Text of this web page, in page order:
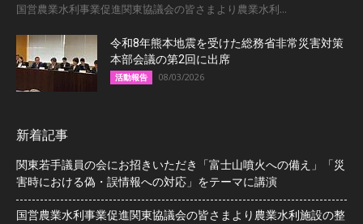
国営農業水利事業促進関東協議会の皆さまより農業水利...
令和8年熊本地震を受けた総務省非常災害対策
本部会議の第2回に出席
活動報告 08/03/2026
新着記事
関東若手議員の会にお招きいただき「富士山噴火への備え」「災
害時における偽・誤情報への対応」をテーマに講演
国営農業水利事業促進関東協議会の皆さまより農業水利施設の整